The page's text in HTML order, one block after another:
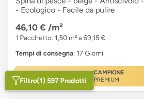
- Ecologico - Facile da pulire
46,10 € /m²
1 Pacchetto: 1,50 m² a 69,15 €
Tempi di consegna: 17 Giorni
CAMPIONE
PREMIUM
Filtro(1) 597 Prodotti